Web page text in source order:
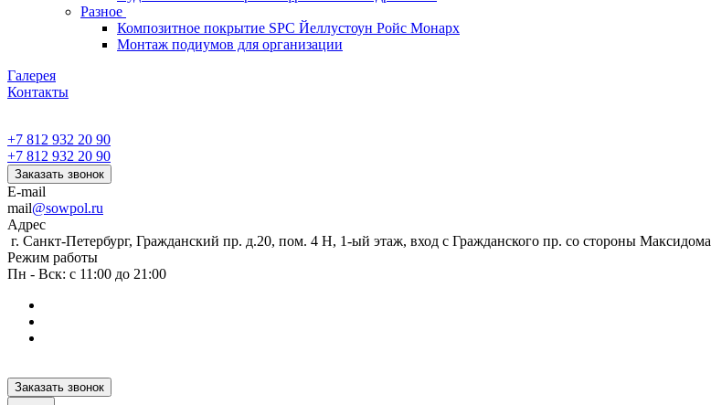
Разное
Композитное покрытие SPC Йеллустоун Ройс Монарх
Монтаж подиумов для организации
Галерея
Контакты
+7 812 932 20 90
+7 812 932 20 90
Заказать звонок
E-mail
mail@sowpol.ru
Адрес
г. Санкт-Петербург, Гражданский пр. д.20, пом. 4 Н, 1-ый этаж, вход с Гражданского пр. со стороны Максидома
Режим работы
Пн - Вск: с 11:00 до 21:00
Заказать звонок